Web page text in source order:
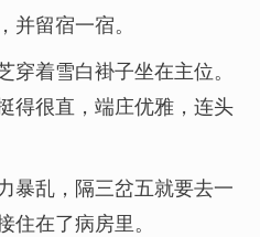
留宿一宿。
着雪白褂子坐在主位。
得很直，端庄优雅，连头
暴乱，隔三岔五就要去一
在了病房里。